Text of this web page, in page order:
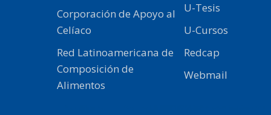
Corporación de Apoyo al
Celíaco
Red Latinoamericana de
Composición de
Alimentos
U-Tesis
U-Cursos
Redcap
Webmail